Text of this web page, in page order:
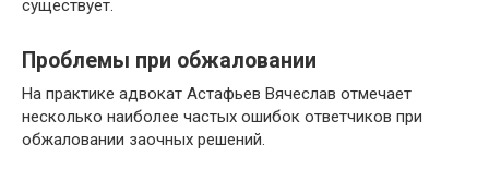
существует.
Проблемы при обжаловании
На практике адвокат Астафьев Вячеслав отмечает
несколько наиболее частых ошибок ответчиков при
обжаловании заочных решений.